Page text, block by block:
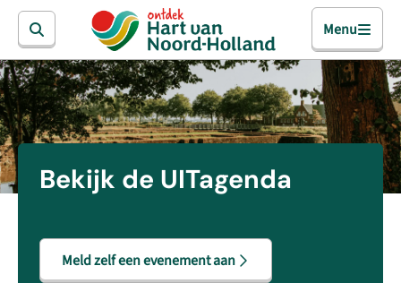
Menu
Bekijk de UITagenda
Meld zelf een evenement aan